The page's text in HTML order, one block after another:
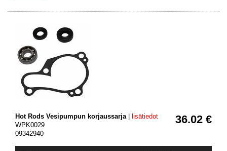
36.02 €
Hot Rods Vesipumpun korjaussarja|
lisätiedot
WPK0029
09342940